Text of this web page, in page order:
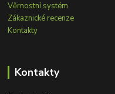
Věrnostní systém
Zákaznické recenze
Kontakty
Kontakty